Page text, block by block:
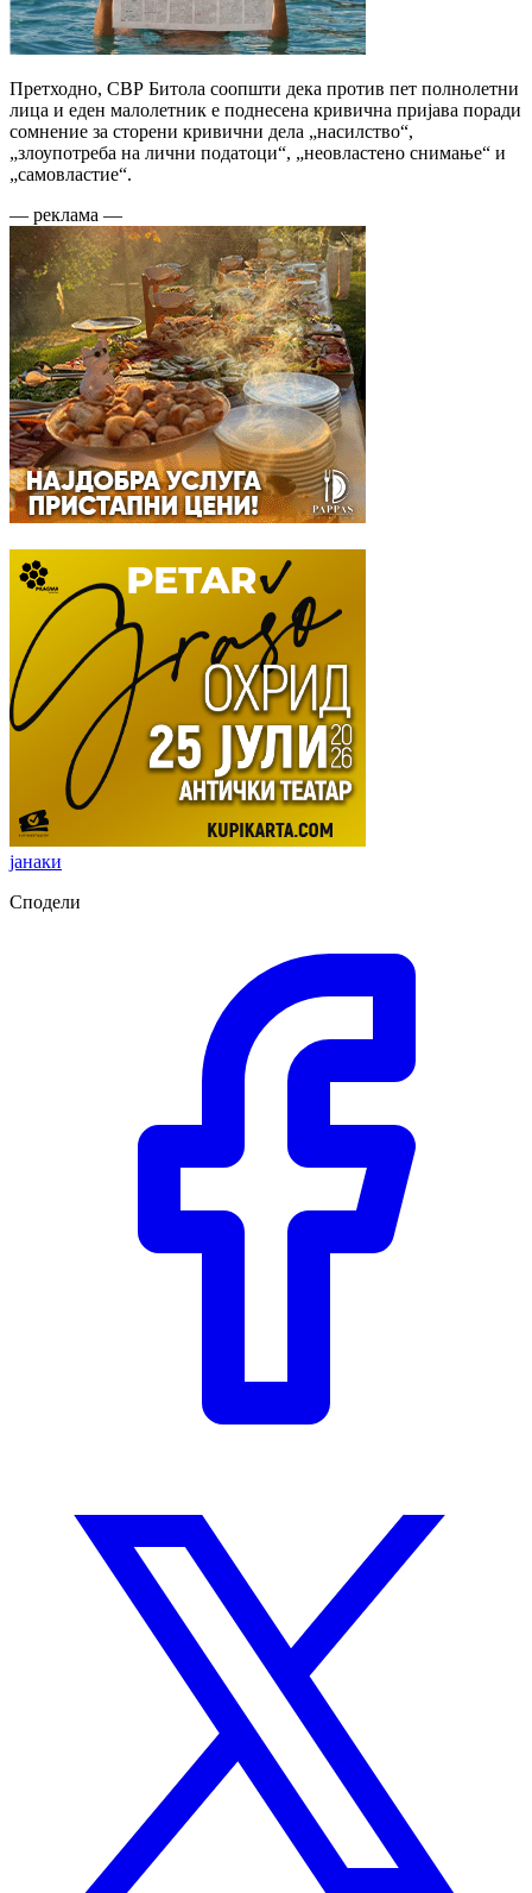
Претходно, СВР Битола соопшти дека против пет полнолетни
лица и еден малолетник е поднесена кривична пријава поради
сомнение за сторени кривични дела „насилство“,
„злоупотреба на лични податоци“, „неовластено снимање“ и
„самовластие“.
— реклама —
јанаки
Сподели